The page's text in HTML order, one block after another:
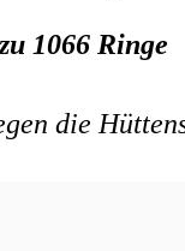
1066 Ringe
die